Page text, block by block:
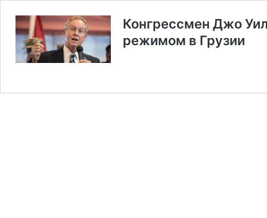
Конгрессмен Джо
режимом в Грузии